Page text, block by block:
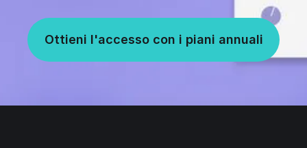
Ottieni l'accesso con i piani annuali